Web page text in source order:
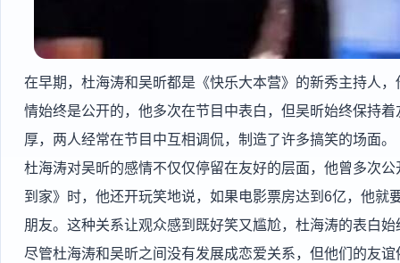
在早期，杜海涛和吴昕都是《快乐大本营》的新秀主持人
情始终是公开的，他多次在节目中表白，但吴昕始终保持
厚，两人经常在节目中互相调侃，制造了许多搞笑的场面。
杜海涛对吴昕的感情不仅仅停留在友好的层面，他曾多次
到家》时，他还开玩笑地说，如果电影票房达到6亿，他
朋友。这种关系让观众感到既好笑又尴尬，杜海涛的表白
尽管杜海涛和吴昕之间没有发展成恋爱关系，但他们的友